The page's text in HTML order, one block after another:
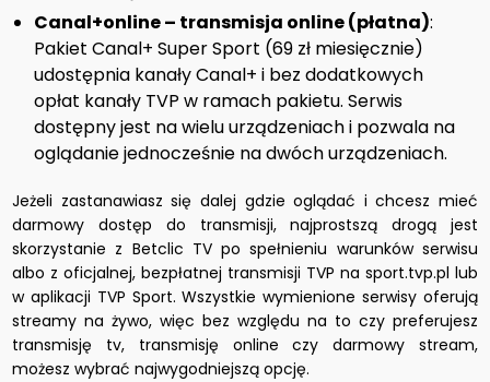
Canal+online – transmisja online (płatna):
Pakiet Canal+ Super Sport (69 zł miesięcznie)
udostępnia kanały Canal+ i bez dodatkowych
opłat kanały TVP w ramach pakietu. Serwis
dostępny jest na wielu urządzeniach i pozwala na
oglądanie jednocześnie na dwóch urządzeniach.
Jeżeli zastanawiasz się dalej gdzie oglądać i chcesz mieć
darmowy dostęp do transmisji, najprostszą drogą jest
skorzystanie z Betclic TV po spełnieniu warunków serwisu
albo z oficjalnej, bezpłatnej transmisji TVP na sport.tvp.pl lub
w aplikacji TVP Sport. Wszystkie wymienione serwisy oferują
streamy na żywo, więc bez względu na to czy preferujesz
transmisję tv, transmisję online czy darmowy stream,
możesz wybrać najwygodniejszą opcję.